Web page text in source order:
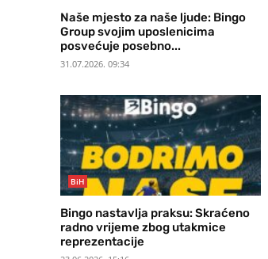
Naše mjesto za naše ljude: Bingo
Group svojim uposlenicima
posvećuje posebno...
31.07.2026. 09:34
BiH
Bingo nastavlja praksu: Skraćeno
radno vrijeme zbog utakmice
reprezentacije